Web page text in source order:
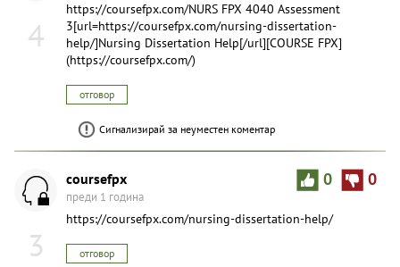
4
https://coursefpx.com/NURS FPX 4040 Assessment
3[url=https://coursefpx.com/nursing-dissertation-
help/]Nursing Dissertation Help[/url][COURSE FPX]
(https://coursefpx.com/)
отговор
Сигнализирай за неуместен коментар
3
0 0
coursefpx
преди 1 година
https://coursefpx.com/nursing-dissertation-help/
отговор